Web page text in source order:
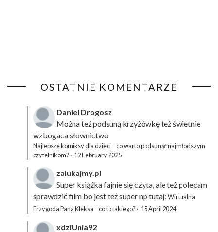
OSTATNIE KOMENTARZE
Daniel Drogosz
Można też podsuną krzyżówkęteż świetnie
wzbogaca słownictwo
Najlepsze komiksy dla dzieci – co warto podsunąć najmłodszym
czytelnikom? · 19 February 2025
zalukajmy.pl
Super książka fajnie się czyta, ale też polecam
sprawdzić film bo jest też super np tutaj: Wirtualna
Przygoda Pana Kleksa – co to takiego? · 15 April 2024
xdziUnia92